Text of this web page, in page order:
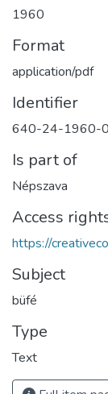
1960
Format
application/pdf
Identifier
640-24-1960-
Is part of
Népszava
Access
https://
Subject
büfé
Type
Text